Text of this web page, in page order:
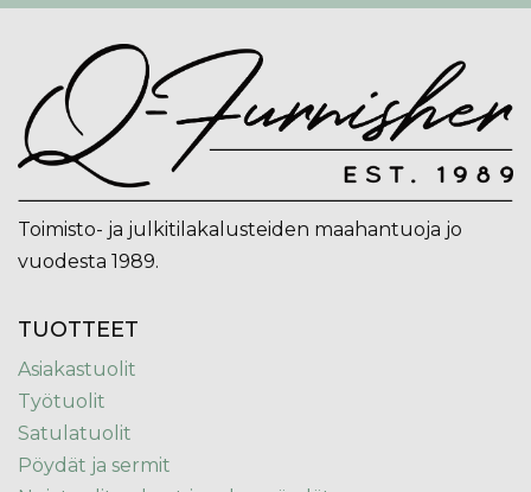
Toimisto- ja julkitilakalusteiden maahantuoja jo
vuodesta 1989.
TUOTTEET
Asiakastuolit
Työtuolit
Satulatuolit
Pöydät ja sermit